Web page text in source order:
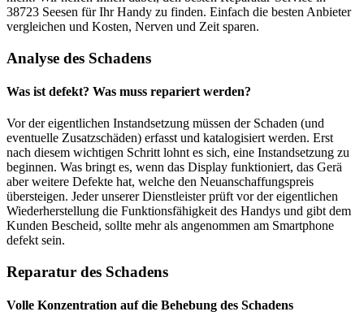
38723 Seesen für Ihr Handy zu finden. Einfach die besten Anbieter
vergleichen und Kosten, Nerven und Zeit sparen.
Analyse des Schadens
Was ist defekt? Was muss repariert werden?
Vor der eigentlichen Instandsetzung müssen der Schaden (und
eventuelle Zusatzschäden) erfasst und katalogisiert werden. Erst
nach diesem wichtigen Schritt lohnt es sich, eine Instandsetzung zu
beginnen. Was bringt es, wenn das Display funktioniert, das Gerä
aber weitere Defekte hat, welche den Neuanschaffungspreis
übersteigen. Jeder unserer Dienstleister prüft vor der eigentlichen
Wiederherstellung die Funktionsfähigkeit des Handys und gibt dem
Kunden Bescheid, sollte mehr als angenommen am Smartphone
defekt sein.
Reparatur des Schadens
Volle Konzentration auf die Behebung des Schadens